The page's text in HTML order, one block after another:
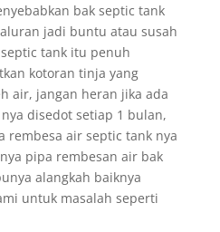
bak septic tank
jadi buntu atau susah
tank itu penuh
kotoran tinja yang
air, jangan heran jika ada
disedot setiap 1 bulan,
rembesa air septic tank nya
pipa rembesan air bak
alangkah baiknya
untuk masalah seperti